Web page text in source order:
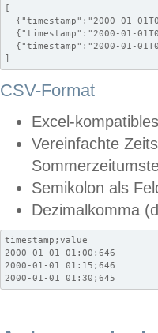
[
{"timestamp":"2000-01-
{"timestamp":"2000-01-
{"timestamp":"2000-01-
]
CSV-Format
Excel-
Vereinfachte
Semikolon als
Dezimalkomma
timestamp;value
2000-01-01 01:00;646
2000-01-01 01:15;646
2000-01-01 01:30;645